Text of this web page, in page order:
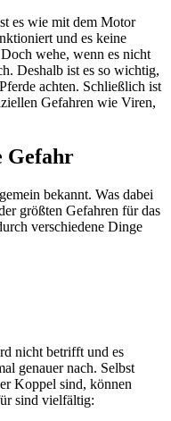
es wie mit dem Motor
und es keine
wehe, wenn es nicht
Deshalb ist es so wichtig,
achten. Schließlich ist
Gefahren wie Viren,
Gefahr
bekannt. Was dabei
größten Gefahren für das
verschiedene Dinge
nicht betrifft und es
genauer nach. Selbst
Koppel sind, können
sind vielfältig: